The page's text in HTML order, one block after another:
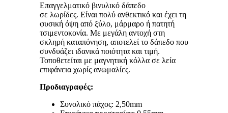
Επαγγελματικό βινυλικό δάπεδο
σε λωρίδες. Είναι πολύ ανθεκτικό και έχει τη
φυσική όψη από ξύλο, μάρμαρο ή πατητή
τσιμεντοκονία. Με μεγάλη αντοχή στη
σκληρή καταπόνηση, αποτελεί το δάπεδο που
συνδυάζει ιδανικά ποιότητα και τιμή.
Τοποθετείται με μαγνητική κόλλα σε λεία
επιφάνεια χωρίς ανωμαλίες.
Προδιαγραφές:
Συνολικό πάχος: 2,50mm